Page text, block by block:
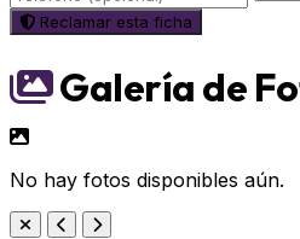
Reclamar esta ficha
Galería de
No hay fotos disponibles aún.